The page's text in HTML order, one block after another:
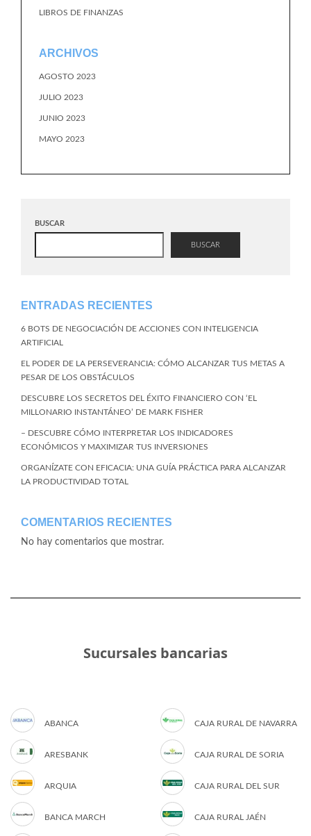
LIBROS DE FINANZAS
ARCHIVOS
AGOSTO 2023
JULIO 2023
JUNIO 2023
MAYO 2023
BUSCAR
BUSCAR
ENTRADAS RECIENTES
6 BOTS DE NEGOCIACIÓN DE ACCIONES CON INTELIGENCIA
ARTIFICIAL
EL PODER DE LA PERSEVERANCIA: CÓMO ALCANZAR TUS METAS A
PESAR DE LOS OBSTÁCULOS
DESCUBRE LOS SECRETOS DEL ÉXITO FINANCIERO CON ‘EL
MILLONARIO INSTANTÁNEO’ DE MARK FISHER
– DESCUBRE CÓMO INTERPRETAR LOS INDICADORES
ECONÓMICOS Y MAXIMIZAR TUS INVERSIONES
ORGANÍZATE CON EFICACIA: UNA GUÍA PRÁCTICA PARA ALCANZAR
LA PRODUCTIVIDAD TOTAL
COMENTARIOS RECIENTES
No hay comentarios que mostrar.
Sucursales bancarias
ABANCA
ARESBANK
ARQUIA
BANCA MARCH
CAJA RURAL DE NAVARRA
CAJA RURAL DE SORIA
CAJA RURAL DEL SUR
CAJA RURAL JAÉN